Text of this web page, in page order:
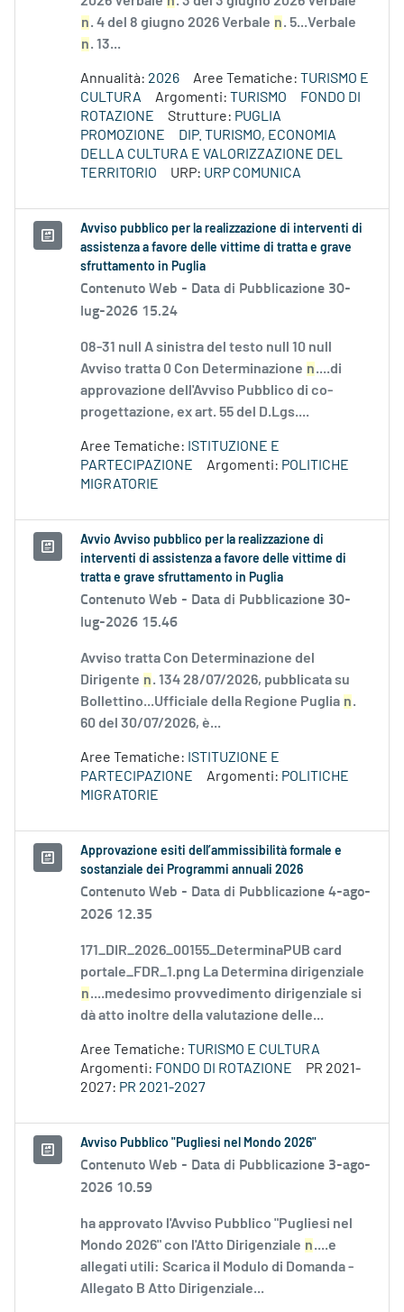
n. 4 del 8 giugno 2026 Verbale n. 5...Verbale
n. 13...
Annualità: 2026 Aree Tematiche: TURISMO E
CULTURA
Argomenti: TURISMO
FONDO DI
ROTAZIONE
Strutture: PUGLIA
PROMOZIONE
DIP. TURISMO, ECONOMIA
DELLA CULTURA E VALORIZZAZIONE DEL
TERRITORIO
URP: URP COMUNICA
Avviso pubblico per la realizzazione di interventi di
assistenza a favore delle vittime di tratta e grave
sfruttamento in Puglia
Contenuto Web - Data di Pubblicazione 30-
lug-2026 15.24
08-31 null A sinistra del testo null 10 null
Avviso tratta 0 Con Determinazione n....di
approvazione dell'Avviso Pubblico di co-
progettazione, ex art. 55 del D.Lgs....
Aree Tematiche: ISTITUZIONE E
PARTECIPAZIONE
Argomenti: POLITICHE
MIGRATORIE
Avvio Avviso pubblico per la realizzazione di
interventi di assistenza a favore delle vittime di
tratta e grave sfruttamento in Puglia
Contenuto Web - Data di Pubblicazione 30-
lug-2026 15.46
Avviso tratta Con Determinazione del
Dirigente n. 134 28/07/2026, pubblicata su
Bollettino...Ufficiale della Regione Puglia n.
60 del 30/07/2026, è...
Aree Tematiche: ISTITUZIONE E
PARTECIPAZIONE
Argomenti: POLITICHE
MIGRATORIE
Approvazione esiti dell’ammissibilità formale e
sostanziale dei Programmi annuali 2026
Contenuto Web - Data di Pubblicazione 4-ago-
2026 12.35
171_DIR_2026_00155_DeterminaPUB card
portale_FDR_1.png La Determina dirigenziale
n....medesimo provvedimento dirigenziale si
dà atto inoltre della valutazione delle...
Aree Tematiche: TURISMO E CULTURA
Argomenti: FONDO DI ROTAZIONE
PR 2021-
2027: PR 2021-2027
Avviso Pubblico "Pugliesi nel Mondo 2026"
Contenuto Web - Data di Pubblicazione 3-ago-
2026 10.59
ha approvato l'Avviso Pubblico "Pugliesi nel
Mondo 2026" con l'Atto Dirigenziale n....e
allegati utili: Scarica il Modulo di Domanda -
Allegato B Atto Dirigenziale...